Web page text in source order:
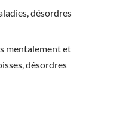
désordres
mentalement et
désordres